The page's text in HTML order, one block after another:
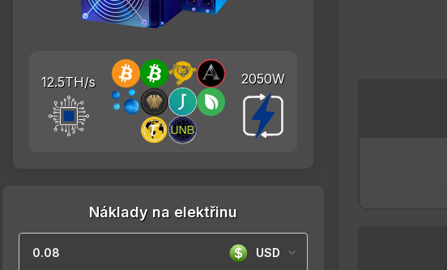
12.5TH/s 2050W
Náklady na elektřinu
USD